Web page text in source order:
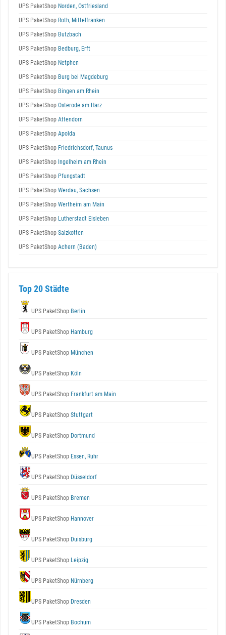
UPS PaketShop Norden, Ostfriesland
UPS PaketShop Roth, Mittelfranken
UPS PaketShop Butzbach
UPS PaketShop Bedburg, Erft
UPS PaketShop Netphen
UPS PaketShop Burg bei Magdeburg
UPS PaketShop Bingen am Rhein
UPS PaketShop Osterode am Harz
UPS PaketShop Attendorn
UPS PaketShop Apolda
UPS PaketShop Friedrichsdorf, Taunus
UPS PaketShop Ingelheim am Rhein
UPS PaketShop Pfungstadt
UPS PaketShop Werdau, Sachsen
UPS PaketShop Wertheim am Main
UPS PaketShop Lutherstadt Eisleben
UPS PaketShop Salzkotten
UPS PaketShop Achern (Baden)
Top 20 Städte
UPS PaketShop Berlin
UPS PaketShop Hamburg
UPS PaketShop München
UPS PaketShop Köln
UPS PaketShop Frankfurt am Main
UPS PaketShop Stuttgart
UPS PaketShop Dortmund
UPS PaketShop Essen, Ruhr
UPS PaketShop Düsseldorf
UPS PaketShop Bremen
UPS PaketShop Hannover
UPS PaketShop Duisburg
UPS PaketShop Leipzig
UPS PaketShop Nürnberg
UPS PaketShop Dresden
UPS PaketShop Bochum